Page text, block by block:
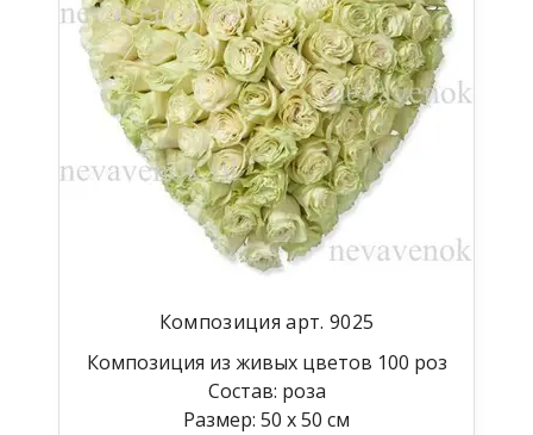
Композицияарт. 9025
Композиция из живых цветов 100 роз
Состав: роза
Размер: 50 х 50 см